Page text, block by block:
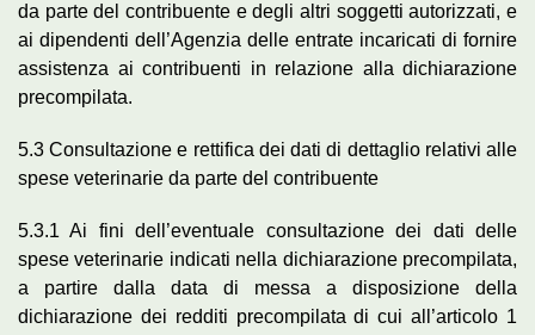
da parte del contribuente e degli altri soggetti autorizzati, e
ai dipendenti dell’Agenzia delle entrate incaricati di fornire
assistenza ai contribuenti in relazione alla dichiarazione
precompilata.
5.3 Consultazione e rettifica dei dati di dettaglio relativi alle
spese veterinarie da parte del contribuente
5.3.1 Ai fini dell’eventuale consultazione dei dati delle
spese veterinarie indicati nella dichiarazione precompilata,
a partire dalla data di messa a disposizione della
dichiarazione dei redditi precompilata di cui all’articolo 1